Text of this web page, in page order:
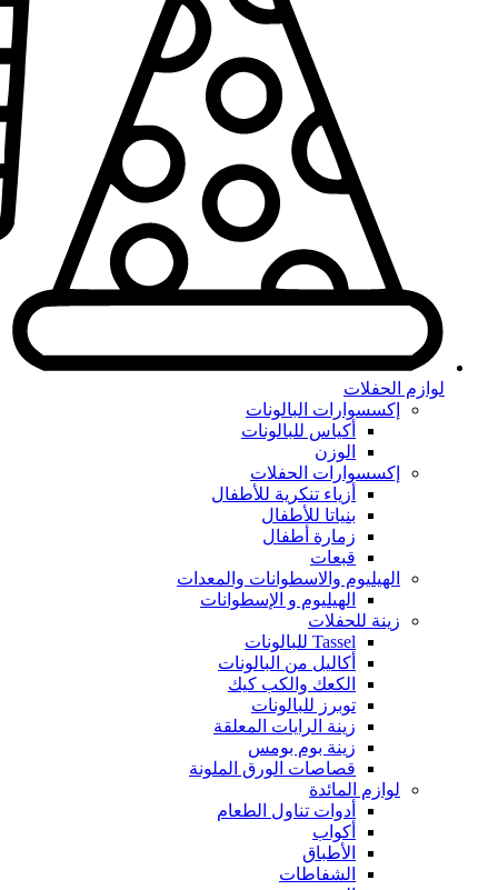
لوازم الحفلات
إكسسوارات البالونات
أكياس للبالونات
الوزن
إكسسوارات الحفلات
أزياء تنكرية للأطفال
بنياتا للأطفال
زمارة أطفال
قبعات
الهيليوم والاسطوانات والمعدات
الهيليوم و الإسطوانات
زينة للحفلات
Tassel للبالونات
أكاليل من البالونات
الكعك والكب كيك
توبرز للبالونات
زينة الرايات المعلقة
زينة بوم بومس
قصاصات الورق الملونة
لوازم المائدة
أدوات تناول الطعام
أكواب
الأطباق
الشفاطات